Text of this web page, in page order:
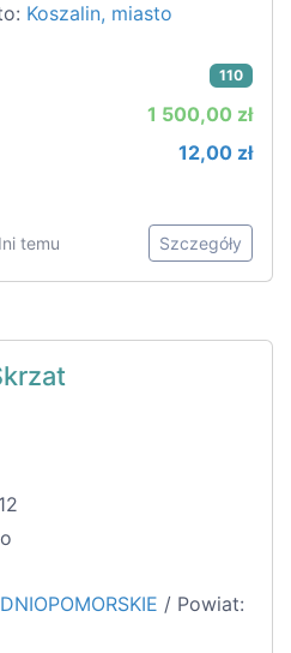
Koszalin, miasto
110
1 500,00 zł
12,00 zł
temu Szczegóły
/ Powiat: